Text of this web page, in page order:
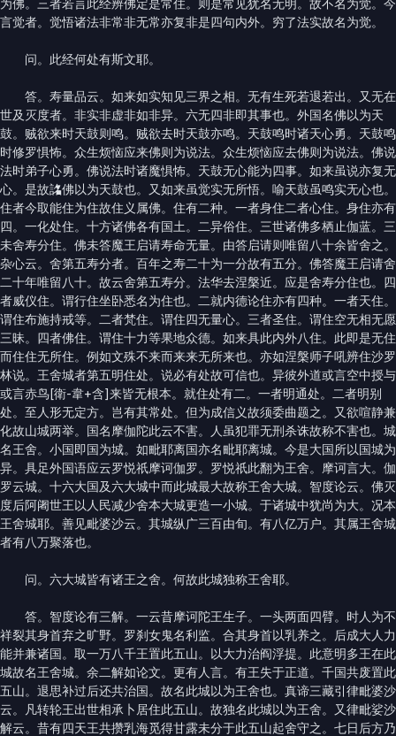
为佛。三者若言此经辨佛定是常住。则是常见犹名无明。故不名为觉。今
言觉者。觉悟诸法非常非无常亦复非是四句内外。穷了法实故名为觉。
问。此经何处有斯文耶。
答。寿量品云。如来如实知见三界之相。无有生死若退若出。又无在
世及灭度者。非实非虚非如非异。六无四非即其事也。外国名佛以为天
鼓。贼欲来时天鼓则鸣。贼欲去时天鼓亦鸣。天鼓鸣时诸天心勇。天鼓鸣
时修罗惧怖。众生烦恼应来佛则为说法。众生烦恼应去佛则为说法。佛说
法时弟子心勇。佛说法时诸魔惧怖。天鼓无心能为四事。如来虽说亦复无
心。是故詺佛以为天鼓也。又如来虽觉实无所悟。喻天鼓虽鸣实无心也。
住者今取能住为住故住义属佛。住有二种。一者身住二者心住。身住亦有
四。一化处住。十方诸佛各有国土。二异俗住。三世诸佛多栖止伽蓝。三
未舍寿分住。佛未答魔王启请寿命无量。由答启请则唯留八十余皆舍之。
杂心云。舍第五寿分者。百年之寿二十为一分故有五分。佛答魔王启请舍
二十年唯留八十。故云舍第五寿分。法华去涅槃近。应是舍寿分住也。四
者威仪住。谓行住坐卧悉名为住也。二就内德论住亦有四种。一者天住。
谓住布施持戒等。二者梵住。谓住四无量心。三者圣住。谓住空无相无愿
三昧。四者佛住。谓住十力等果地众德。如来具此内外八住。此即是无住
而住住无所住。例如文殊不来而来来无所来也。亦如涅槃师子吼辨住沙罗
林说。王舍城者第五明住处。说必有处故可信也。异彼外道或言空中授与
或言赤鸟[衛-韋+含]来皆无根本。就住处有二。一者明通处。二者明别
处。至人形无定方。岂有其常处。但为成信义故须委曲题之。又欲喧静兼
化故山城两举。国名摩伽陀此云不害。人虽犯罪无刑杀诛故称不害也。城
名王舍。小国即国为城。如毗耶离国亦名毗耶离城。今是大国所以国城为
异。具足外国语应云罗悦祇摩诃伽罗。罗悦祇此翻为王舍。摩诃言大。伽
罗云城。十六大国及六大城中而此城最大故称王舍大城。智度论云。佛灭
度后阿阇世王以人民减少舍本大城更造一小城。于诸城中犹尚为大。况本
王舍城耶。善见毗婆沙云。其城纵广三百由旬。有八亿万户。其属王舍城
者有八万聚落也。
问。六大城皆有诸王之舍。何故此城独称王舍耶。
答。智度论有三解。一云昔摩诃陀王生子。一头两面四臂。时人为不
祥裂其身首弃之旷野。罗刹女鬼名利监。合其身首以乳养之。后成大人力
能并兼诸国。取一万八千王置此五山。以大力治阎浮提。此意明多王在此
城故名王舍城。余二解如论文。更有人言。有王失于正道。千国共废置此
五山。退思补过后还共治国。故名此城以为王舍也。真谛三藏引律毗婆沙
云。凡转轮王出世相承卜居住此五山。故独名此城以为王舍。又律毗娑沙
解云。昔有四天王共攒乳海觅得甘露未分于此五山起舍守之。七日后方乃